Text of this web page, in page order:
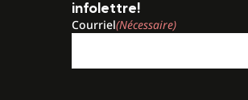
infolettre!
Courriel(Nécessaire)